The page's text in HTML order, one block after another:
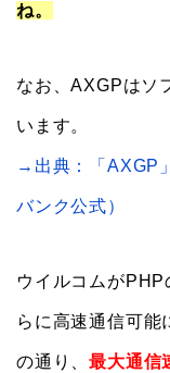
ね。
なお、AXGPはソ
います。
→出典：「AXGP
バンク公式）
ウイルコムが
らに高速通信可
の通り、最大通信